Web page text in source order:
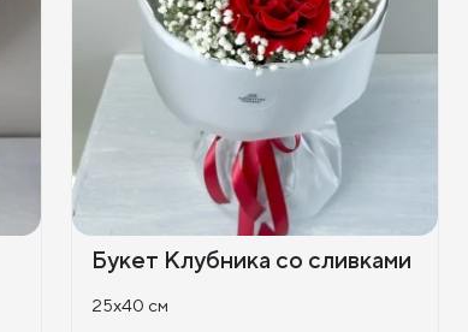
Букет Клубника со сливками
25x40 см